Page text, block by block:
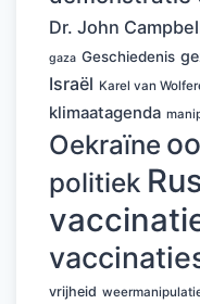
Dr. John
gaza Geschiedenis
Israël Karel van
klimaatagenda
Oekraïne
politiek
vrijheid